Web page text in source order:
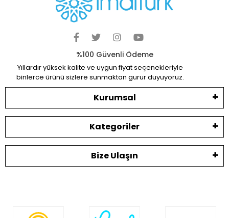
%100 Güvenli Ödeme
Yıllardır yüksek kalite ve uygun fiyat seçenekleriyle
binlerce ürünü sizlere sunmaktan gurur duyuyoruz.
Kurumsal
Kategoriler
Bize Ulaşın